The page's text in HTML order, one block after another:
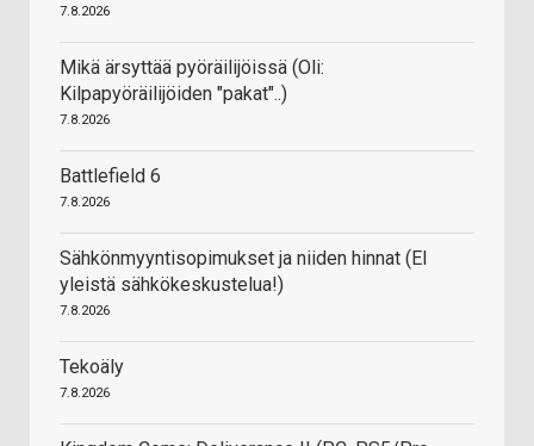
7.8.2026
Mikä ärsyttää pyöräilijöissä (Oli:
Kilpapyöräilijöiden "pakat"..)
7.8.2026
Battlefield 6
7.8.2026
Sähkönmyyntisopimukset ja niiden hinnat (EI
yleistä sähkökeskustelua!)
7.8.2026
Tekoäly
7.8.2026